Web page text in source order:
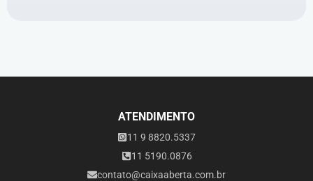
ATENDIMENTO
11 9 8820.5337
11 5190.0876
contato@caixaaberta.com.br